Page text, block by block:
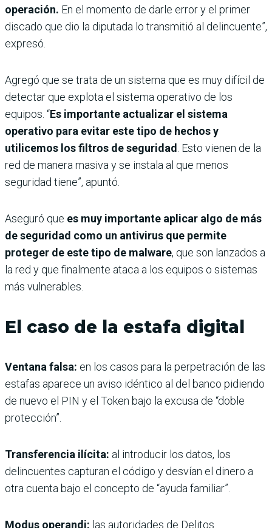
operación. En el momento de darle error y el primer
discado que dio la diputada lo transmitió al delincuente”,
expresó.
Agregó que se trata de un sistema que es muy difícil de
detectar que explota el sistema operativo de los
equipos. “Es importante actualizar el sistema
operativo para evitar este tipo de hechos y
utilicemos los filtros de seguridad. Esto vienen de la
red de manera masiva y se instala al que menos
seguridad tiene”, apuntó.
Aseguró que es muy importante aplicar algo de más
de seguridad como un antivirus que permite
proteger de este tipo de malware, que son lanzados a
la red y que finalmente ataca a los equipos o sistemas
más vulnerables.
El caso de la estafa digital
Ventana falsa: en los casos para la perpetración de las
estafas aparece un aviso idéntico al del banco pidiendo
de nuevo el PIN y el Token bajo la excusa de “doble
protección”.
Transferencia ilícita: al introducir los datos, los
delincuentes capturan el código y desvían el dinero a
otra cuenta bajo el concepto de “ayuda familiar”.
Modus operandi: las autoridades de Delitos